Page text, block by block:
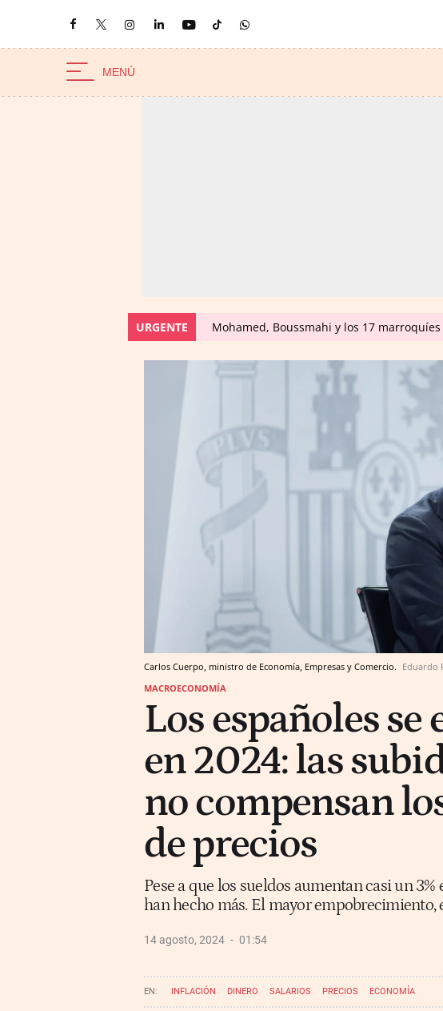
URGENTE Mohamed, Boussmahi y los 17
Carlos Cuerpo, ministro de Economía, Empresas y Comercio. Eduardo
MACROECONOMÍA
Los españoles
en 2024: las
no compensan
de precios
Pese a que los sueldos aumentan casi un
han hecho más. El mayor empobrecimiento,
14 agosto, 2024 01:54
INFLACIÓN DINERO SALARIOS PRECIOS ECONOMÍA